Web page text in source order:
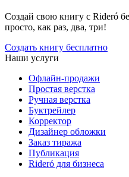
Создай свою книгу с Rideró
просто, как раз, два, три!
Создать книгу бесплатно
Наши услуги
Офлайн-продажи
Простая верстка
Ручная верстка
Буктрейлер
Корректор
Дизайнер обложки
Заказ тиража
Публикация
Rideró для бизнеса